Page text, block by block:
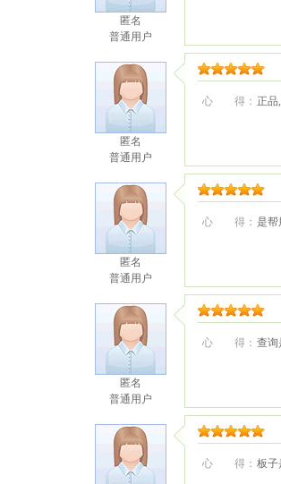
匿名
普通用户
匿名
普通用户
心 得： 正品
匿名
普通用户
心 得： 是帮
匿名
普通用户
心 得： 查询
心 得： 板子